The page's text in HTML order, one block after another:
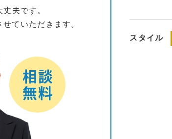
夫です。
ていただきます。
スタイル